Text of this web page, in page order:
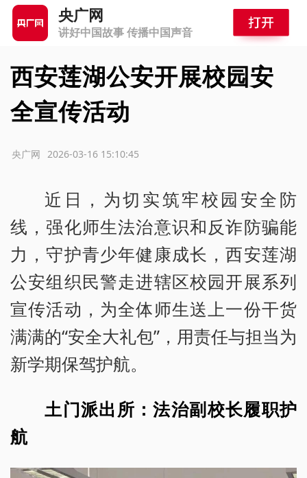
央广网
讲好中国故事 传播中国声音
西安莲湖公安开展校园安
全宣传活动
2026-03-16 15:10:45
央广网
近日，为切实筑牢校园安全防
线，强化师生法治意识和反诈防骗能
力，守护青少年健康成长，西安莲湖
公安组织民警走进辖区校园开展系列
宣传活动，为全体师生送上一份干货
满满的“安全大礼包”，用责任与担当为
新学期保驾护航。
土门派出所：法治副校长履职护
航